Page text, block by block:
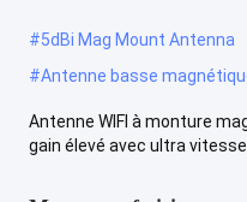
#5dBi Mag Mount Antenna
#Antenne basse
Antenne WIFI à monture
gain élevé avec ultra